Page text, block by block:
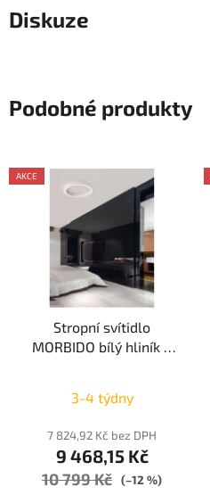
Diskuze
Podobné produkty
AKCE
Stropní svítidlo
MORBIDO bílý hliník a
dálkového ovládání
NOVA LUCE
3-4 týdny
7 824,92 Kč bez DPH
9 468,15 Kč
10 799 Kč (–12 %)